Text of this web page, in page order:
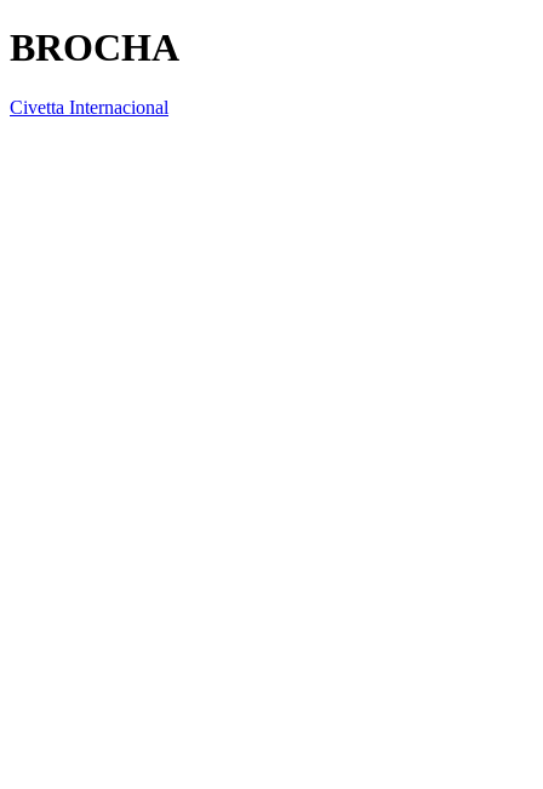
BROCHA
Civetta Internacional